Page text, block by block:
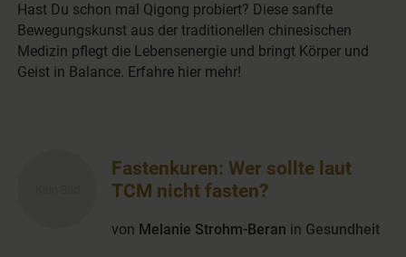
Hast Du schon mal Qigong probiert? Diese sanfte
Bewegungskunst aus der traditionellen chinesischen
Medizin pflegt die Lebensenergie und bringt Körper und
Geist in Balance. Erfahre hier mehr!
Fastenkuren: Wer sollte laut
TCM nicht fasten?
von Melanie Strohm-Beran in Gesundheit